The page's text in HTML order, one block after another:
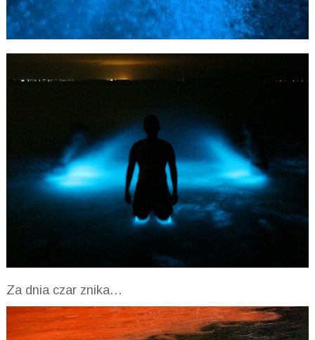
Za dnia czar znika…